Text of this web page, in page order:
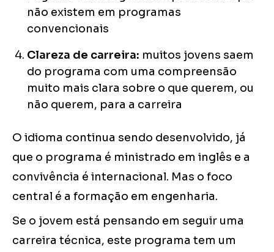
não existem em programas
convencionais
Clareza de carreira: muitos jovens saem
do programa com uma compreensão
muito mais clara sobre o que querem, ou
não querem, para a carreira
O idioma continua sendo desenvolvido, já
que o programa é ministrado em inglês e a
convivência é internacional. Mas o foco
central é a formação em engenharia.
Se o jovem está pensando em seguir uma
carreira técnica, este programa tem um